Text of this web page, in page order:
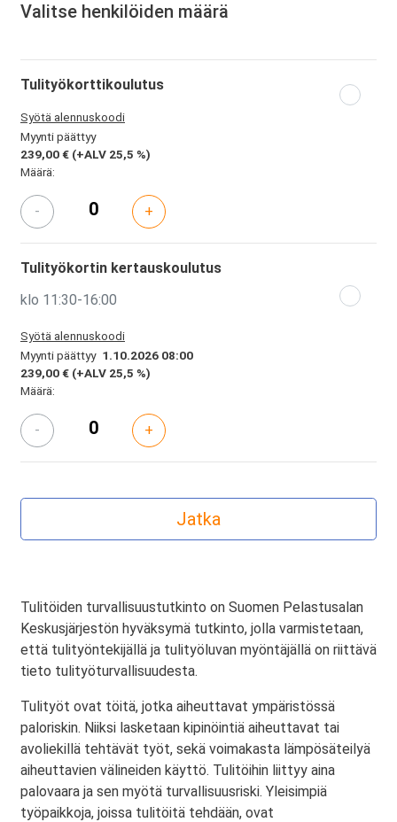
Valitse henkilöiden määrä
Tulityökorttikoulutus
Syötä alennuskoodi
Myynti päättyy
239,00 € (+ALV 25,5 %)
Määrä:
- +
Tulityökortin kertauskoulutus
klo 11:30-16:00
Syötä alennuskoodi
Myynti päättyy 1.10.2026 08:00
239,00 € (+ALV 25,5 %)
Määrä:
- +
Tulitöiden turvallisuustutkinto on Suomen Pelastusalan
Keskusjärjestön hyväksymä tutkinto, jolla varmistetaan,
että tulityöntekijällä ja tulityöluvan myöntäjällä on riittävä
tieto tulityöturvallisuudesta.
Tulityöt ovat töitä, jotka aiheuttavat ympäristössä
paloriskin. Niiksi lasketaan kipinöintiä aiheuttavat tai
avoliekillä tehtävät työt, sekä voimakasta lämpösäteilyä
aiheuttavien välineiden käyttö. Tulitöihin liittyy aina
palovaara ja sen myötä turvallisuusriski. Yleisimpiä
työpaikkoja, joissa tulitöitä tehdään, ovat